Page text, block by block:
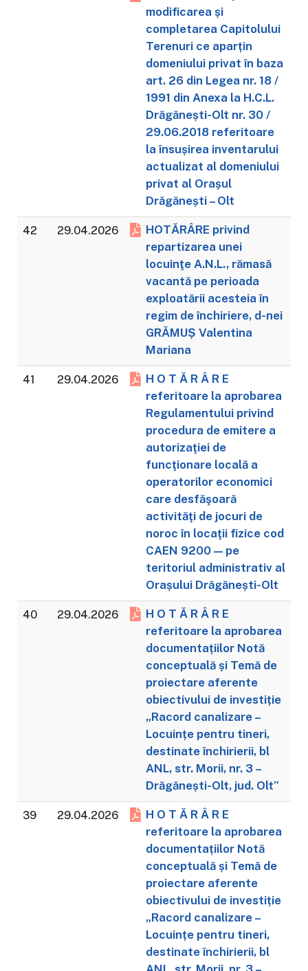
modificarea și
completarea Capitolului
Terenuri ce aparțin
domeniului privat în baza
art. 26 din Legea nr. 18 /
1991 din Anexa la H.C.L.
Drăgănești-Olt nr. 30 /
29.06.2018 referitoare
la însușirea inventarului
actualizat al domeniului
privat al Orașul
Drăgănești – Olt
42 29.04.2026
HOTĂRÂRE privind
repartizarea unei
locuinţe A.N.L., rămasă
vacantă pe perioada
exploatării acesteia în
regim de închiriere, d-nei
GRĂMUȘ Valentina
Mariana
41 29.04.2026
H O T Ă R Â R E
referitoare la aprobarea
Regulamentului privind
procedura de emitere a
autorizaţiei de
funcţionare locală a
operatorilor economici
care desfăşoară
activităţi de jocuri de
noroc în locaţii fizice cod
CAEN 9200 — pe
teritoriul administrativ al
Orașului Drăgănești-Olt
40 29.04.2026
H O T Ă R Â R E
referitoare la aprobarea
documentațiilor Notă
conceptuală și Temă de
proiectare aferente
obiectivului de investiție
„Racord canalizare –
Locuințe pentru tineri,
destinate închirierii, bl
ANL, str. Morii, nr. 3 –
Drăgănești-Olt, jud. Olt”
39 29.04.2026
H O T Ă R Â R E
referitoare la aprobarea
documentațiilor Notă
conceptuală și Temă de
proiectare aferente
obiectivului de investiție
„Racord canalizare –
Locuințe pentru tineri,
destinate închirierii, bl